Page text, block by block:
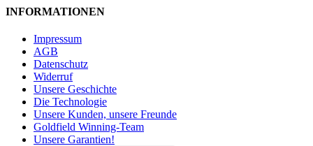
INFORMATIONEN
Impressum
AGB
Datenschutz
Widerruf
Unsere Geschichte
Die Technologie
Unsere Kunden, unsere Freunde
Goldfield Winning-Team
Unsere Garantien!